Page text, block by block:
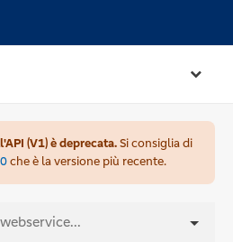
(V1) è deprecata.Si consiglia di
che è la versione più recente.